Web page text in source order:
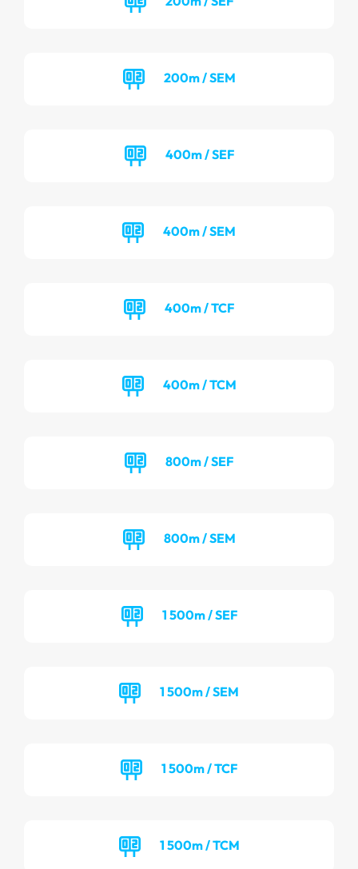
200m / SEM
400m / SEF
400m / SEM
400m / TCF
400m / TCM
800m / SEF
800m / SEM
1 500m / SEF
1 500m / SEM
1 500m / TCF
1 500m / TCM